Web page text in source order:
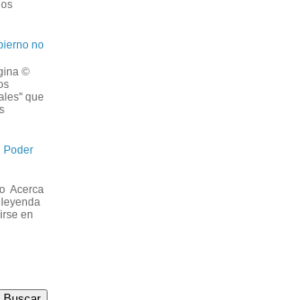
no
©
que
Poder
Acerca
en